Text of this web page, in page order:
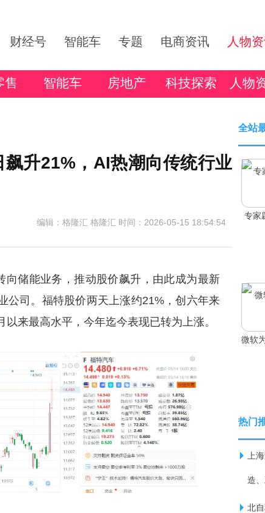
财经号 智能车 专题 电商资讯 人物
售 智能车 房地产 科技探索 人物
升21%，AI热潮向传统行业
编辑：格隆汇 格隆汇 时间：2026-05-15 18:54:54
储能业务，推动股价飙升，由此成为最新
公司。福特股价两天上涨约21%，创六年来
来最高水平，今年迄今表现已转为上涨。
全站
专家
微软
热门
上
造
北